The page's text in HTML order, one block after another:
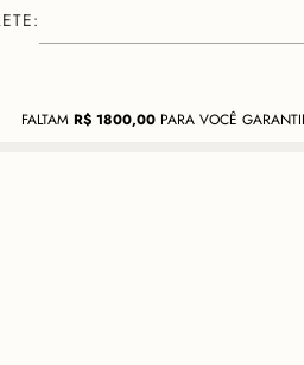
FALTAM R$1800,00 PARA VOCÊ